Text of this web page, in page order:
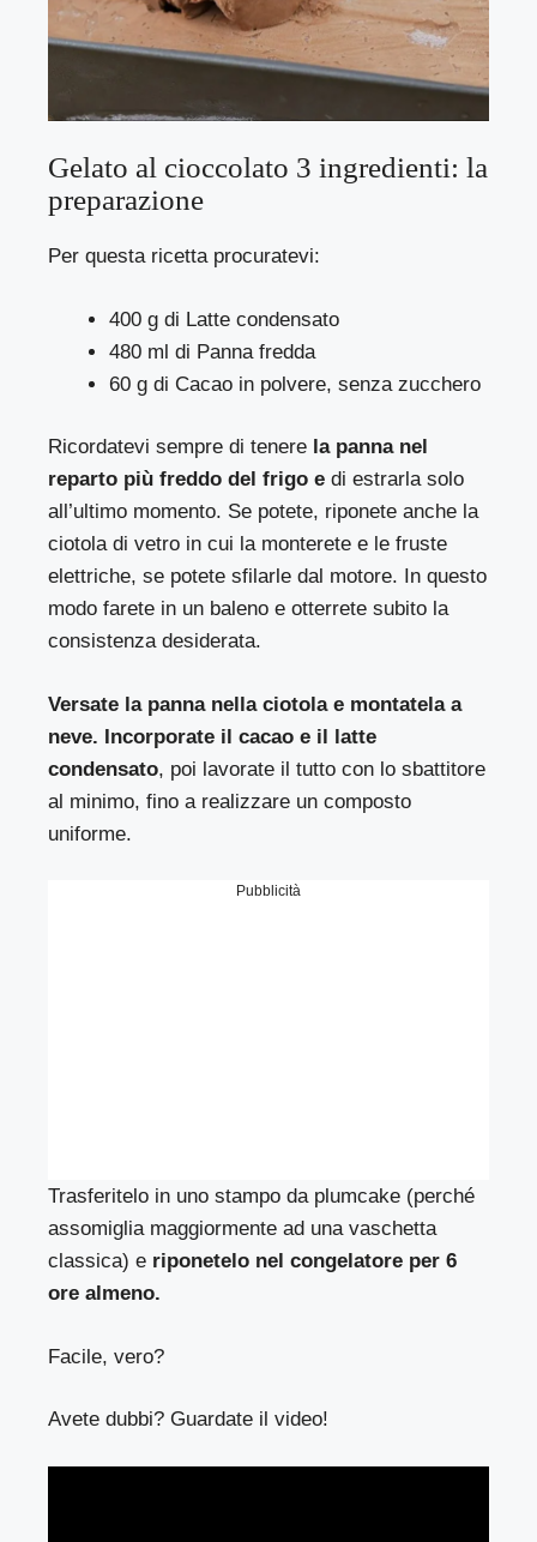
Gelato al cioccolato 3 ingredienti: la
preparazione
Per questa ricetta procuratevi:
400 g di Latte condensato
480 ml di Panna fredda
60 g di Cacao in polvere, senza zucchero
Ricordatevi sempre di tenere la panna nel
reparto più freddo del frigo e di estrarla solo
all’ultimo momento. Se potete, riponete anche la
ciotola di vetro in cui la monterete e le fruste
elettriche, se potete sfilarle dal motore. In questo
modo farete in un baleno e otterrete subito la
consistenza desiderata.
Versate la panna nella ciotola e montatela a
neve. Incorporate il cacao e il latte
condensato, poi lavorate il tutto con lo sbattitore
al minimo, fino a realizzare un composto
uniforme.
Pubblicità
Trasferitelo in uno stampo da plumcake (perché
assomiglia maggiormente ad una vaschetta
classica) e riponetelo nel congelatore per 6
ore almeno.
Facile, vero?
Avete dubbi? Guardate il video!